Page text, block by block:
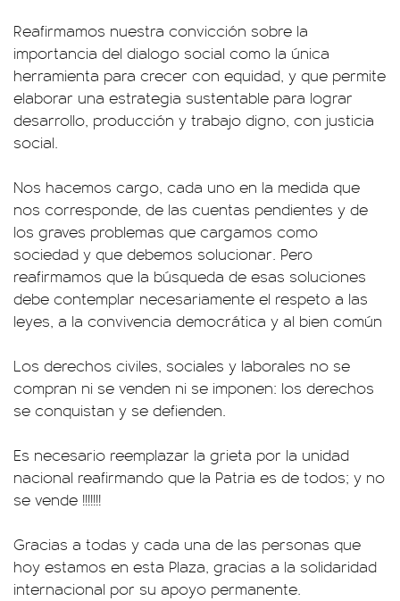
Reafirmamos nuestra convicción sobre la
importancia del dialogo social como la única
herramienta para crecer con equidad, y que permite
elaborar una estrategia sustentable para lograr
desarrollo, producción y trabajo digno, con justicia
social.
Nos hacemos cargo, cada uno en la medida que
nos corresponde, de las cuentas pendientes y de
los graves problemas que cargamos como
sociedad y que debemos solucionar. Pero
reafirmamos que la búsqueda de esas soluciones
debe contemplar necesariamente el respeto a las
leyes, a la convivencia democrática y al bien común
Los derechos civiles, sociales y laborales no se
compran ni se venden ni se imponen: los derechos
se conquistan y se defienden.
Es necesario reemplazar la grieta por la unidad
nacional reafirmando que la Patria es de todos; y no
se vende !!!!!!!
Gracias a todas y cada una de las personas que
hoy estamos en esta Plaza, gracias a la solidaridad
internacional por su apoyo permanente.